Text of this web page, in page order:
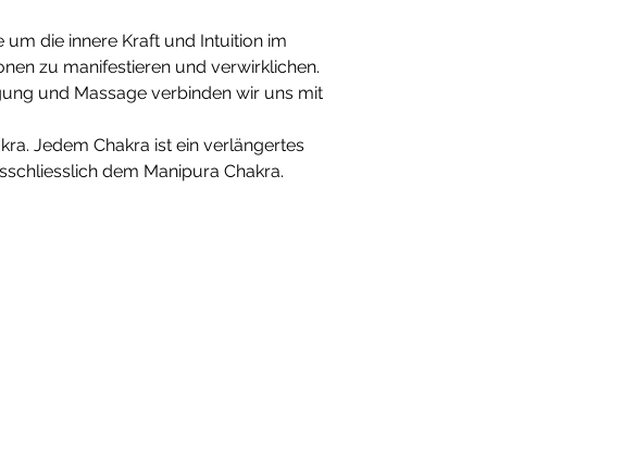
um die innere Kraft und Intuition im
zu manifestieren und verwirklichen.
und Massage verbinden wir uns mit
Jedem Chakra ist ein verlängertes
dem Manipura Chakra.